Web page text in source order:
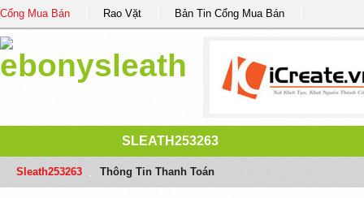
Cổng Mua Bán Rao Vặt Bản Tin Cổng Mua Bán
SLEATH253263
Sleath253263 Thông Tin Thanh Toán